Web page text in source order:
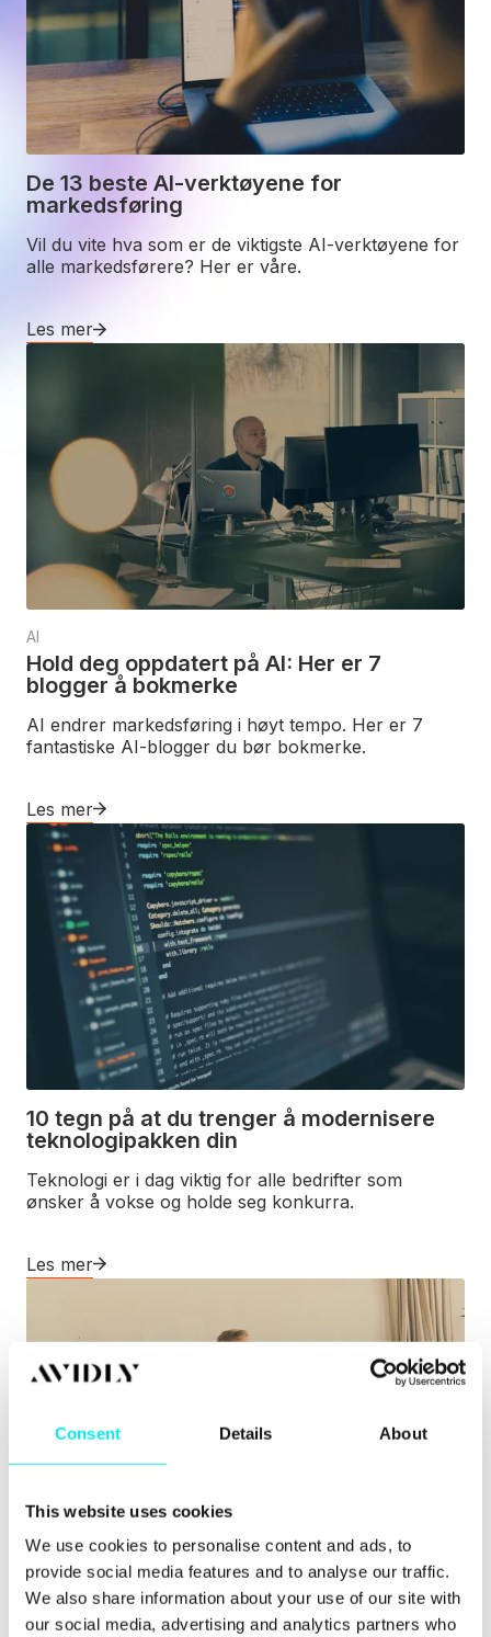
Consent Details About
This website uses cookies
We use cookies to personalise content and ads, to
provide social media features and to analyse our traffic.
We also share information about your use of our site with
our social media, advertising and analytics partners who
De 13 beste AI-verktøyene for
markedsføring
Vil du vite hva som er de viktigste AI-verktøyene for
alle markedsførere? Her er våre.
Les mer
AI
Hold deg oppdatert på AI: Her er 7
blogger å bokmerke
AI endrer markedsføring i høyt tempo. Her er 7
fantastiske AI-blogger du bør bokmerke.
Les mer
10 tegn på at du trenger å modernisere
teknologipakken din
Teknologi er i dag viktig for alle bedrifter som
ønsker å vokse og holde seg konkurra.
Les mer
Integrasjon
Hva er en teknisk strategi, og hvorfor er
den viktig for virksomheten din?